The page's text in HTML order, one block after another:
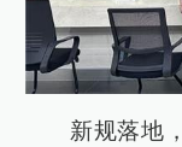
新规落地